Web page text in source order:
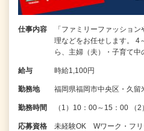
仕事内容
「ファミリーファッショ
理などをお任せします。 4
ら、主婦（夫）・子育て
給与 時給1,100円
勤務地 福岡県福岡市中央区・久留
勤務時間 （1）10：00～15：00 （
応募資格 未経験OK Wワーク・フリ